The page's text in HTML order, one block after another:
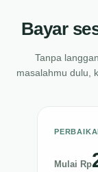
Bayar
Tanpa
masalahmu dulu,
Mulai Rp